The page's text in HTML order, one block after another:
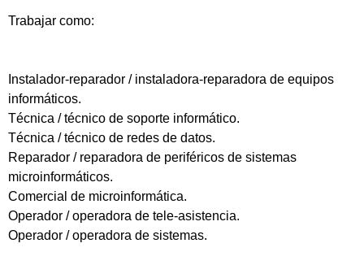
Trabajar como:
Instalador-reparador / instaladora-reparadora de equipos
informáticos.
Técnica / técnico de soporte informático.
Técnica / técnico de redes de datos.
Reparador / reparadora de periféricos de sistemas
microinformáticos.
Comercial de microinformática.
Operador / operadora de tele-asistencia.
Operador / operadora de sistemas.